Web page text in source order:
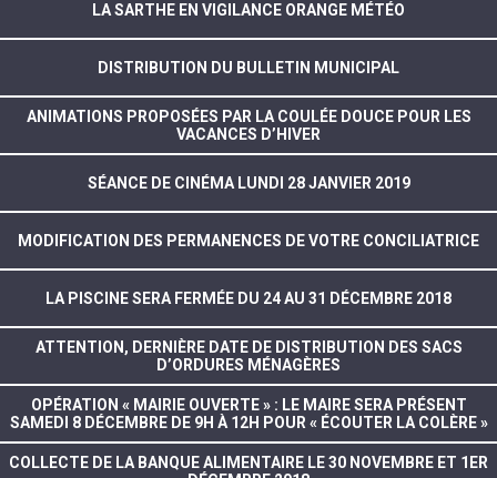
LA SARTHE EN VIGILANCE ORANGE MÉTÉO
DISTRIBUTION DU BULLETIN MUNICIPAL
ANIMATIONS PROPOSÉES PAR LA COULÉE DOUCE POUR LES
VACANCES D’HIVER
SÉANCE DE CINÉMA LUNDI 28 JANVIER 2019
MODIFICATION DES PERMANENCES DE VOTRE CONCILIATRICE
LA PISCINE SERA FERMÉE DU 24 AU 31 DÉCEMBRE 2018
ATTENTION, DERNIÈRE DATE DE DISTRIBUTION DES SACS
D’ORDURES MÉNAGÈRES
OPÉRATION « MAIRIE OUVERTE » : LE MAIRE SERA PRÉSENT
SAMEDI 8 DÉCEMBRE DE 9H À 12H POUR « ÉCOUTER LA COLÈRE »
COLLECTE DE LA BANQUE ALIMENTAIRE LE 30 NOVEMBRE ET 1ER